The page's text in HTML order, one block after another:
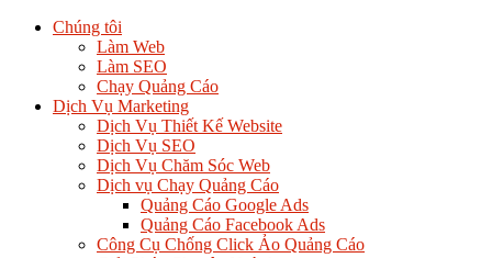
Chúng tôi
Làm Web
Làm SEO
Chạy Quảng Cáo
Dịch Vụ Marketing
Dịch Vụ Thiết Kế Website
Dịch Vụ SEO
Dịch Vụ Chăm Sóc Web
Dịch vụ Chạy Quảng Cáo
Quảng Cáo Google Ads
Quảng Cáo Facebook Ads
Công Cụ Chống Click Ảo Quảng Cáo